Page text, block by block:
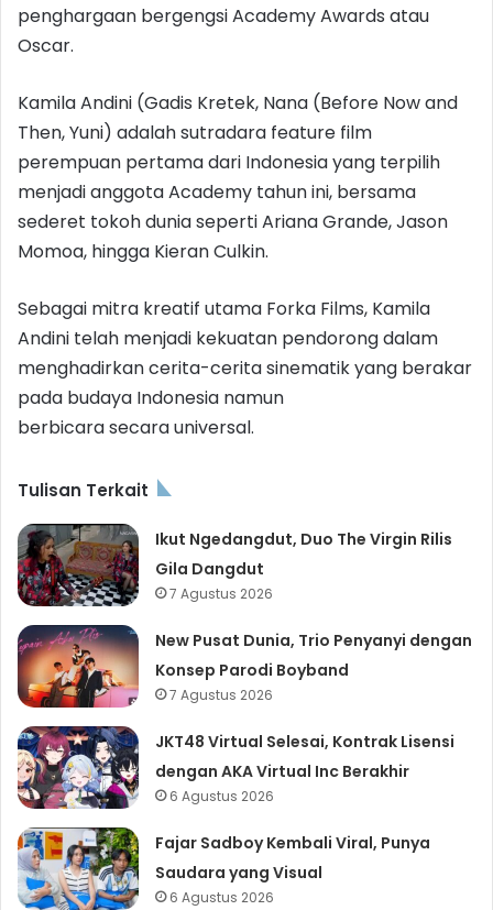
penghargaan bergengsi Academy Awards atau
Oscar.
Kamila Andini (Gadis Kretek, Nana (Before Now and
Then, Yuni) adalah sutradara feature film
perempuan pertama dari Indonesia yang terpilih
menjadi anggota Academy tahun ini, bersama
sederet tokoh dunia seperti Ariana Grande, Jason
Momoa, hingga Kieran Culkin.
Sebagai mitra kreatif utama Forka Films, Kamila
Andini telah menjadi kekuatan pendorong dalam
menghadirkan cerita-cerita sinematik yang berakar
pada budaya Indonesia namun
berbicara secara universal.
Tulisan Terkait
Ikut Ngedangdut, Duo The Virgin Rilis
Gila Dangdut
7 Agustus 2026
New Pusat Dunia, Trio Penyanyi dengan
Konsep Parodi Boyband
7 Agustus 2026
JKT48 Virtual Selesai, Kontrak Lisensi
dengan AKA Virtual Inc Berakhir
6 Agustus 2026
Fajar Sadboy Kembali Viral, Punya
Saudara yang Visual
6 Agustus 2026